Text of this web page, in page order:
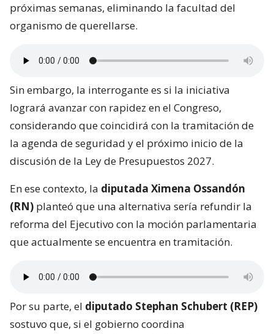
próximas semanas, eliminando la facultad del
organismo de querellarse.
Sin embargo, la interrogante es si la iniciativa
logrará avanzar con rapidez en el Congreso,
considerando que coincidirá con la tramitación de
la agenda de seguridad y el próximo inicio de la
discusión de la Ley de Presupuestos 2027.
En ese contexto, la diputada Ximena Ossandón
(RN) planteó que una alternativa sería refundir la
reforma del Ejecutivo con la moción parlamentaria
que actualmente se encuentra en tramitación.
Por su parte, el diputado Stephan Schubert (REP)
sostuvo que, si el gobierno coordina